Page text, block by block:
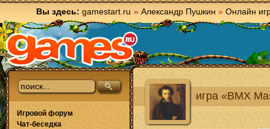
Вы здесь: gamestart.ru » Александр Пушкин » Онлайн
игра «BMX
Игровой форум
Чат-беседка